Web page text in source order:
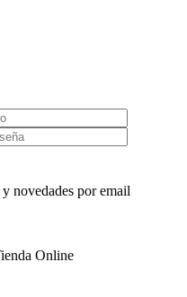
novedades por email